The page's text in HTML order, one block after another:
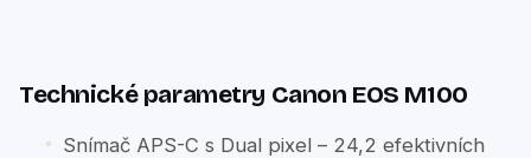
Technické parametry Canon EOS M100
Snímač APS-C s Dual pixel – 24,2 efektivních